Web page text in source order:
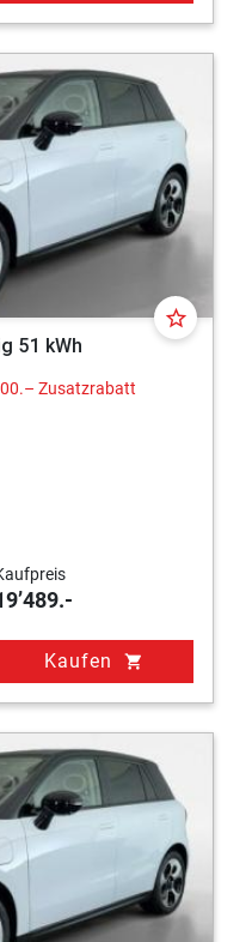
star_border
51 kWh
Zusatzrabatt
Kaufen shopping_cart